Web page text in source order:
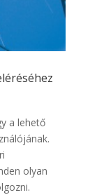
a lehető
olyan